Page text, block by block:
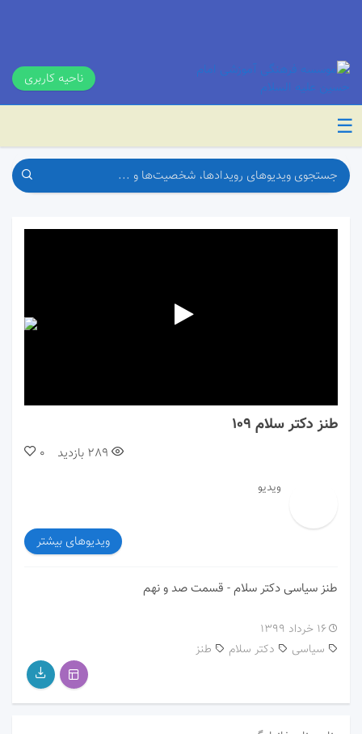
ناحیه کاربری
☰
طنز دکتر سلام ۱۰۹
0 289 بازدید
ویدیو
ویدیوهای بیشتر
طنز سیاسی دکتر سلام - قسمت صد و نهم
۱۶ خرداد ۱۳۹۹
دکتر سلام
سیاسی طنز